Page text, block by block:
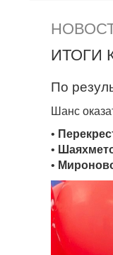
ИТОГИ
По
Шанс
•
•
•